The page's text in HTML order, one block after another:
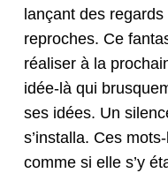
lançant des
reproches. Ce
réalis­er à la
idée-là qui
ses idées. Un
s’in­stal­la. Ces
comme si elle s’y